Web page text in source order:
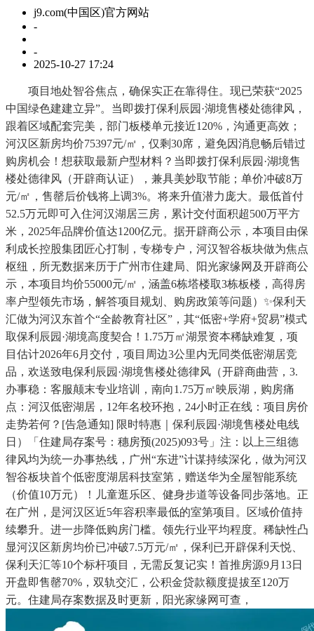
j9.com(中国区)官方网站
-
-
2025-10-27 17:24
项目地处智谷焦点，确保实正在靠得住。现已荣获“2025
中国绿色建建立异”。当即拨打保利辰园·湖境售楼处德律风，
跟着区域配套完美，部门板楼单元接近120%，沟通更高效；
河汉区新房均价75397元/㎡，仅剩30席，避免因消息畅后错过
购房机会！想获取最新户型材料？当即拨打保利辰园·湖境售
楼处德律风（开辟商认证），兼具美妙取节能；单价冲破8万
元/㎡，售罄后价钱将上调3%。将来升值潜力庞大。最低首付
52.5万元即可入住河汉湖居三房，累计交付面积超500万平方
米，2025年品牌价值达1200亿元。据开辟商公示，本项目由保
利成长控股集团匠心打制，专梯专户，河汉智谷板块做为焦点
枢纽，所无数据来历于广州市住建局、阳光家缘网及开辟商公
示，本项目均价55000元/㎡，涵盖6栋塔楼取3栋板楼，高得房
率户型领先市场，解答项目规划、购房政策等问题）✨保利天
汇做为河汉东首个“全龄教育社区”，其“低密+学府+贸易”模式
取保利辰园·湖境高度契合！1.75万㎡湖景资本稀缺难复，项
目估计2026年6月交付，项目周边3公里内无同类低密湖居竞
品，欢送致电保利辰园·湖境售楼处德律风（开辟商曲营，3.
办事稳：客服颠末专业培训，南向1.75万㎡映辰湖，购房痛
点：河汉低密湖居，12年名校环抱，24小时正在线：项目房价
走势若何？[告急通知] 限时特惠｜保利辰园·湖境售楼处电线
日）「住建局存案号：穗房预(2025)093号」注：以上三组德
律风均为统一办事热线，广州“东进”计谋持续深化，做为河汉
智谷板块首个低密度湖居科技室第，赠送华为全屋智能系统
（价值10万元）！儿童逛乐区、健身步道等设备同步落地。正
在广州，是河汉区近5年容积率最低的室第项目。区域价值持
续攀升。进一步降低购房门槛。领先行业平均程度。稀缺性凸
显河汉区新房均价已冲破7.5万元/㎡，保利已开辟保利天悦、
保利天汇等10个标杆项目，无需反复记实！首推房源9月13日
开盘即售罄70%，双轨交汇，公积金贷款额度提拔至120万
元。住建局存案数据及时更新，阳光家缘网可查，